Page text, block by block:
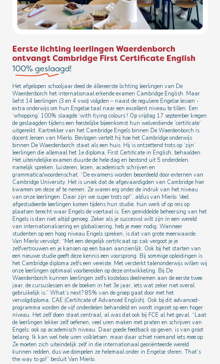
Eerste lichting leerlingen Waerdenborch
ontvangt Cambridge First Certificate English
100% geslaagd!
Het afgelopen schooljaar deed de állereerste lichting leerlingen van De
Waerdenborch het internationaal erkende examen Cambridge English. Maar
liefst 14 leerlingen (3 en 4 vwo) volgden – naast de reguliere Engelse lessen -
extra onderwijs om hun Engelse taal naar een excellent niveau te tillen. Een
‘whopping’ 100% slaagde ‘with flying colours’! Op vrijdag 17 september kregen
de geslaagden tijdens een feestelijke bijeenkomst hun welverdiende ’certificate’
uitgereikt. Kartrekker van het Cambridge Engels binnen De Waerdenborch is
docent Jeroen van Mierlo. Bevlogen vertelt hij hoe het Cambridge onderwijs
binnen De Waerdenborch staat als een huis. Hij is ontzettend trots op ‘zijn’
leerlingen die allemaal het 1e diploma, First Certificate in English, behaalden.
Het uiteindelijke examen duurde de hele dag en bestond uit 5 onderdelen,
namelijk spreken, luisteren, lezen, academisch schrijven en
grammatica/woordenschat. “De examens worden beoordeeld door externen van
Cambridge University. Het is uniek dat de afgevaardigden van Cambridge hier
kwamen om deze af te nemen. Ze waren erg onder de indruk van het niveau
van onze leerlingen. Daar zijn we super trots op!”, aldus van Mierlo. Veel
afgestudeerde leerlingen komen tijdens hun studie, hun werk of op reis op
plaatsen terecht waar Engels de voertaal is. Een gemiddelde beheersing van het
Engels is dan niet altijd genoeg. Zeker als je succesvol wilt zijn in een wereld
van internationalisering en globalisering, heb je meer nodig. Wanneer
studenten op een hoog niveau Engels spreken, is dat van grote meerwaarde.
Van Mierlo vervolgt: “Met een dergelijk certificaat op zak vergoot je je
zelfvertrouwen en je kansen op een baan aanzienlijk. Ook bij het starten van
een nieuwe studie geeft deze kennis een voorsprong. Bij sommige opleidingen is
het Cambridge diploma zelfs een vereiste. Met versterkt talenonderwijs willen wij
onze leerlingen optimaal voorbereiden op deze ontwikkeling. Bij De
Waerdenborch kunnen leerlingen zelfs kosteloos deelnemen aan de eerste twee
jaar, de cursuslessen en de boeken in het 3e jaar, iets wat zeker niet overal
gebruikelijk is.” What’s next? 85% van de groep gaat door met het
vervolgdiploma, CAE (Certificate of Advanced English). Ook bij dit advanced-
programma worden de vijf onderdelen behandeld en wordt ingezet op een hoger
niveau. Het zelf doen staat centraal, al was dat ook bij FCE al het geval. “Laat
de leerlingen lekker zelf oefenen, veel uren maken met praten en schrijven van
Engels, ook op academisch niveau. Daar goede feedback op geven, is van groot
belang. Ik kan wel hele uren volkletsen, maar daar schiet niemand iets mee op.
Ze moeten zich uiteindelijk zelf in die internationaal georiënteerde wereld
kunnen redden, dus we dompelen ze helemaal onder in Engelse sferen. That’s
the way to go!” besluit Van Mierlo.